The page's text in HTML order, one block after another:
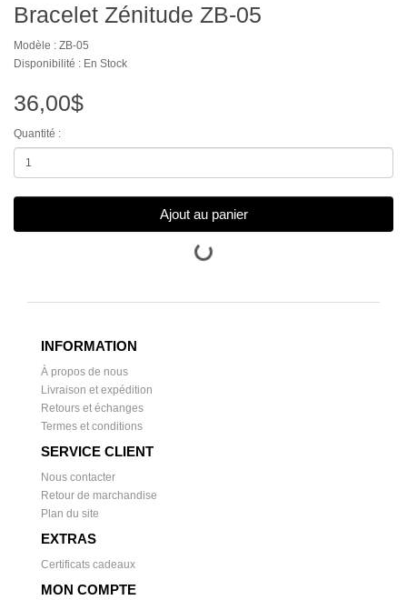
Bracelet Zénitude ZB-05
Modèle : ZB-05
Disponibilité : En Stock
36,00$
Quantité :
Ajout au panier
INFORMATION
À propos de nous
Livraison et expédition
Retours et échanges
Termes et conditions
SERVICE CLIENT
Nous contacter
Retour de marchandise
Plan du site
EXTRAS
Certificats cadeaux
MON COMPTE